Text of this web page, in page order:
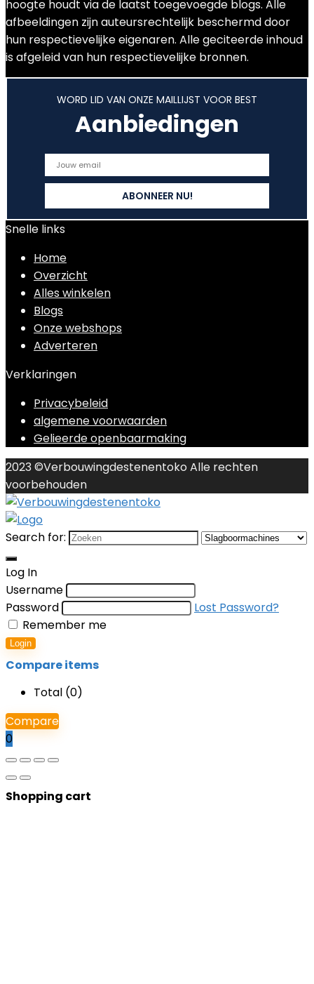
hoogte houdt via de laatst toegevoegde blogs. Alle
afbeeldingen zijn auteursrechtelijk beschermd door
hun respectievelijke eigenaren. Alle geciteerde inhoud
is afgeleid van hun respectievelijke bronnen.
WORD LID VAN ONZE MAILLIJST VOOR BEST
Aanbiedingen
Snelle links
Home
Overzicht
Alles winkelen
Blogs
Onze webshops
Adverteren
Verklaringen
Privacybeleid
algemene voorwaarden
Gelieerde openbaarmaking
2023 ©Verbouwingdestenentoko Alle rechten
voorbehouden
Search for:
Log In
Username
Password
Lost Password?
Remember me
Login
Compare items
Total (0)
Compare
0
Shopping cart